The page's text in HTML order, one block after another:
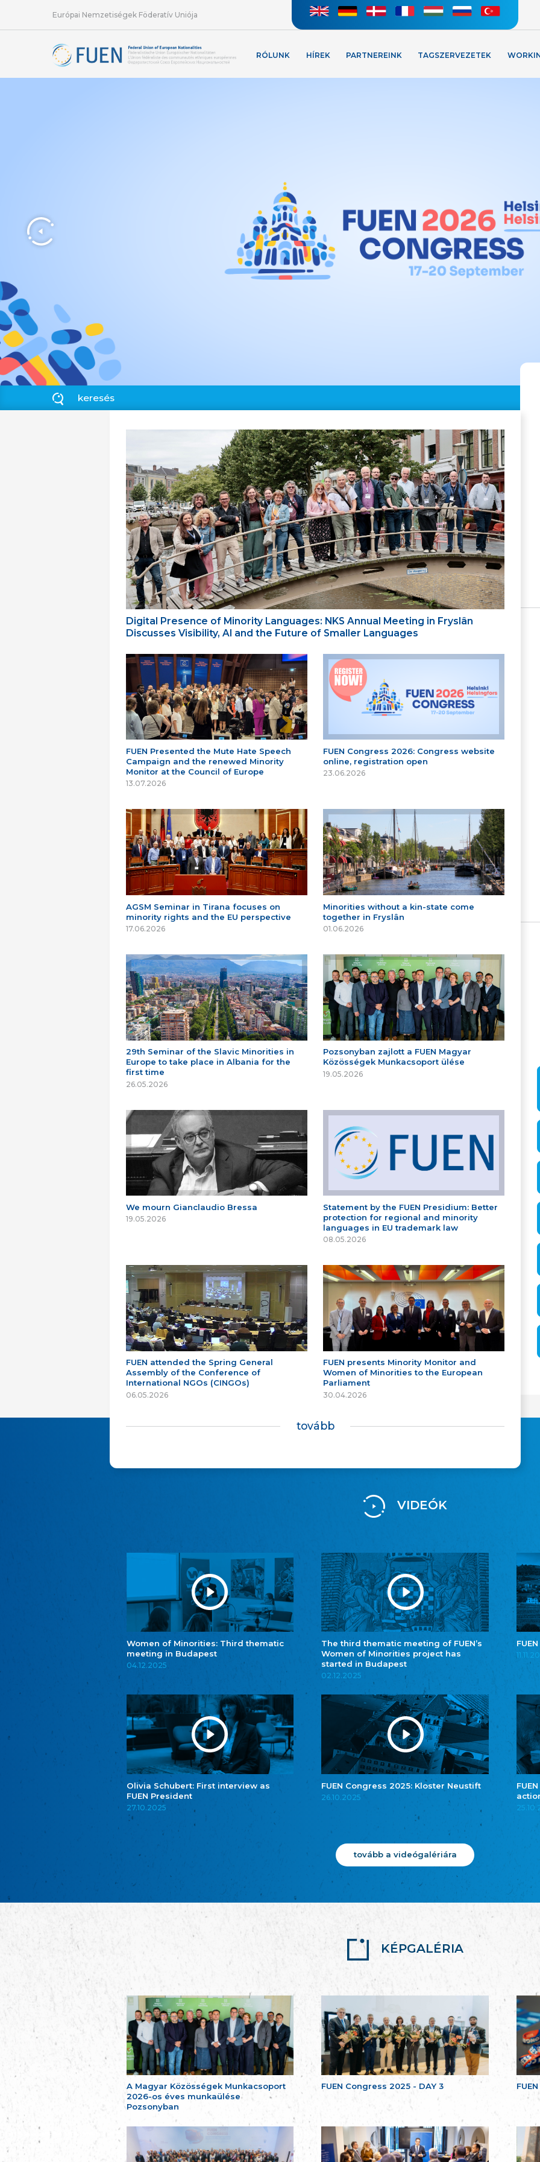
Európai Nemzetiségek Föderatív Uniója
RÓLUNK HÍREK PARTNEREINK TAGSZERVEZETEK
Digital Presence of Minority Languages: NKS Annual Meeting in Fryslân
Discusses Visibility, AI and the Future of Smaller Languages
FUEN Presented the Mute Hate Speech
Campaign and the renewed Minority
Monitor at the Council of Europe
13.07.2026
FUEN Congress 2026: Congress website
online, registration open
23.06.2026
AGSM Seminar in Tirana focuses on
minority rights and the EU perspective
17.06.2026
Minorities without a kin-state come
together in Fryslân
01.06.2026
29th Seminar of the Slavic Minorities in
Europe to take place in Albania for the
first time
26.05.2026
Pozsonyban zajlott a FUEN Magyar
Közösségek Munkacsoport ülése
19.05.2026
We mourn Gianclaudio Bressa
19.05.2026
Statement by the FUEN Presidium: Better
protection for regional and minority
languages in EU trademark law
08.05.2026
FUEN attended the Spring General
Assembly of the Conference of
International NGOs (CINGOs)
06.05.2026
FUEN presents Minority Monitor and
Women of Minorities to the European
Parliament
30.04.2026
tovább
VIDEÓK
Women of Minorities: Third thematic
meeting in Budapest
04.12.2025
The third thematic meeting of FUEN’s
Women of Minorities project has
started in Budapest
02.12.2025
Olivia Schubert: First interview as
FUEN President
27.10.2025
FUEN Congress 2025: Kloster Neustift
26.10.2025
tovább a videógalériára
KÉPGALÉRIA
A Magyar Közösségek Munkacsoport
2026-os éves munkaülése
Pozsonyban
FUEN Congress 2025 - DAY 3